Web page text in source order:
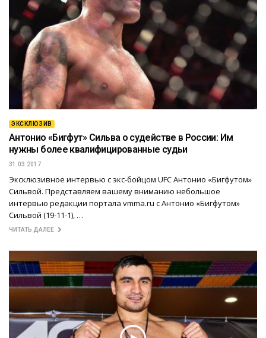
ЭКСКЛЮЗИВ
Антонио «Бигфут» Сильва о судействе в России: Им
нужны более квалифицированные судьи
31.03.2017
Эксклюзивное интервью с экс-бойцом UFC Антонио «Бигфутом»
Сильвой. Представляем вашему вниманию небольшое
интервью редакции портала vmma.ru с Антонио «Бигфутом»
Сильвой (19-11-1), …
ЧИТАТЬ ДАЛЕЕ